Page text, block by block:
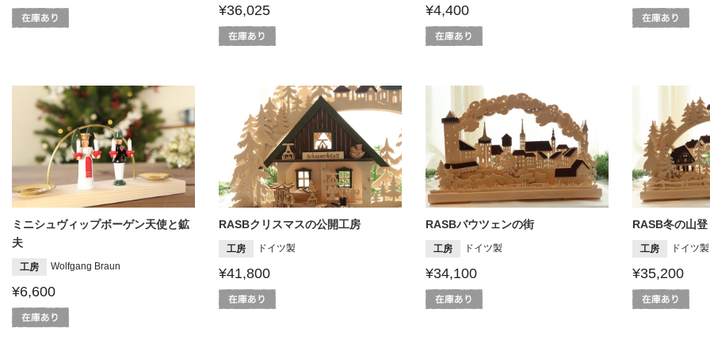
¥36,025 ¥4,400
ミニシュヴィップボーゲン天使と鉱
夫
工房 Wolfgang Braun
¥6,600
RASBクリスマスの公開工房
工房 ドイツ製
¥41,800
RASBバウツェンの街
工房 ドイツ製
¥34,100
RASB冬の山登
工房 ドイツ製
¥35,200